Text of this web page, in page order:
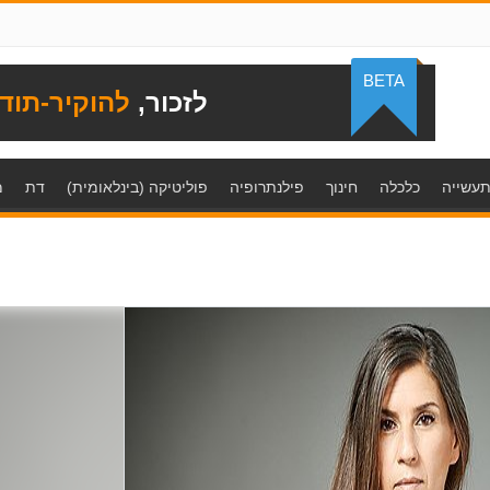
לזכור, להוקיר-
BETA
תעשייה כלכלה חינוך פילנתרופיה פוליטיקה (בינלאומית) דת